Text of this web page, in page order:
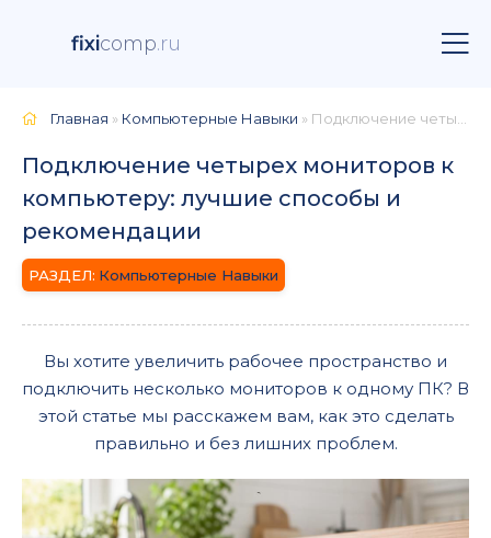
fixicomp.ru
Главная » Компьютерные Навыки » Подключение четырех мониторов к компьютеру: лучшие способы и рекомендации
Подключение четырех мониторов к
компьютеру: лучшие способы и
рекомендации
Компьютерные Навыки
Вы хотите увеличить рабочее пространство и
подключить несколько мониторов к одному ПК? В
этой статье мы расскажем вам, как это сделать
правильно и без лишних проблем.